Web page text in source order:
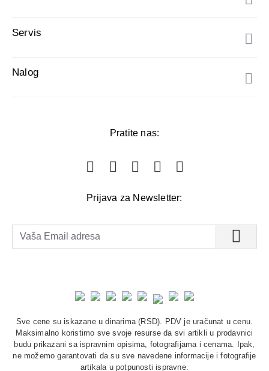
Servis
Nalog
Pratite nas:
Prijava za Newsletter:
Sve cene su iskazane u dinarima (RSD). PDV je uračunat u cenu.
Maksimalno koristimo sve svoje resurse da svi artikli u prodavnici
budu prikazani sa ispravnim opisima, fotografijama i cenama. Ipak,
ne možemo garantovati da su sve navedene informacije i fotografije
artikala u potpunosti ispravne.